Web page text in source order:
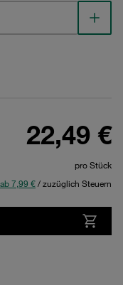
22,49 €
pro Stück
7,99 €/ zuzüglich Steuern